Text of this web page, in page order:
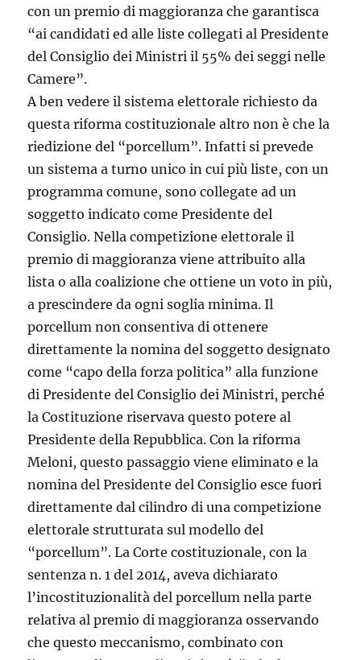
con un premio di maggioranza che garantisca
“ai candidati ed alle liste collegati al Presidente
del Consiglio dei Ministri il 55% dei seggi nelle
Camere”.
A ben vedere il sistema elettorale richiesto da
questa riforma costituzionale altro non è che la
riedizione del “porcellum”. Infatti si prevede
un sistema a turno unico in cui più liste, con un
programma comune, sono collegate ad un
soggetto indicato come Presidente del
Consiglio. Nella competizione elettorale il
premio di maggioranza viene attribuito alla
lista o alla coalizione che ottiene un voto in più,
a prescindere da ogni soglia minima. Il
porcellum non consentiva di ottenere
direttamente la nomina del soggetto designato
come “capo della forza politica” alla funzione
di Presidente del Consiglio dei Ministri, perché
la Costituzione riservava questo potere al
Presidente della Repubblica. Con la riforma
Meloni, questo passaggio viene eliminato e la
nomina del Presidente del Consiglio esce fuori
direttamente dal cilindro di una competizione
elettorale strutturata sul modello del
“porcellum”. La Corte costituzionale, con la
sentenza n. 1 del 2014, aveva dichiarato
l’incostituzionalità del porcellum nella parte
relativa al premio di maggioranza osservando
che questo meccanismo, combinato con